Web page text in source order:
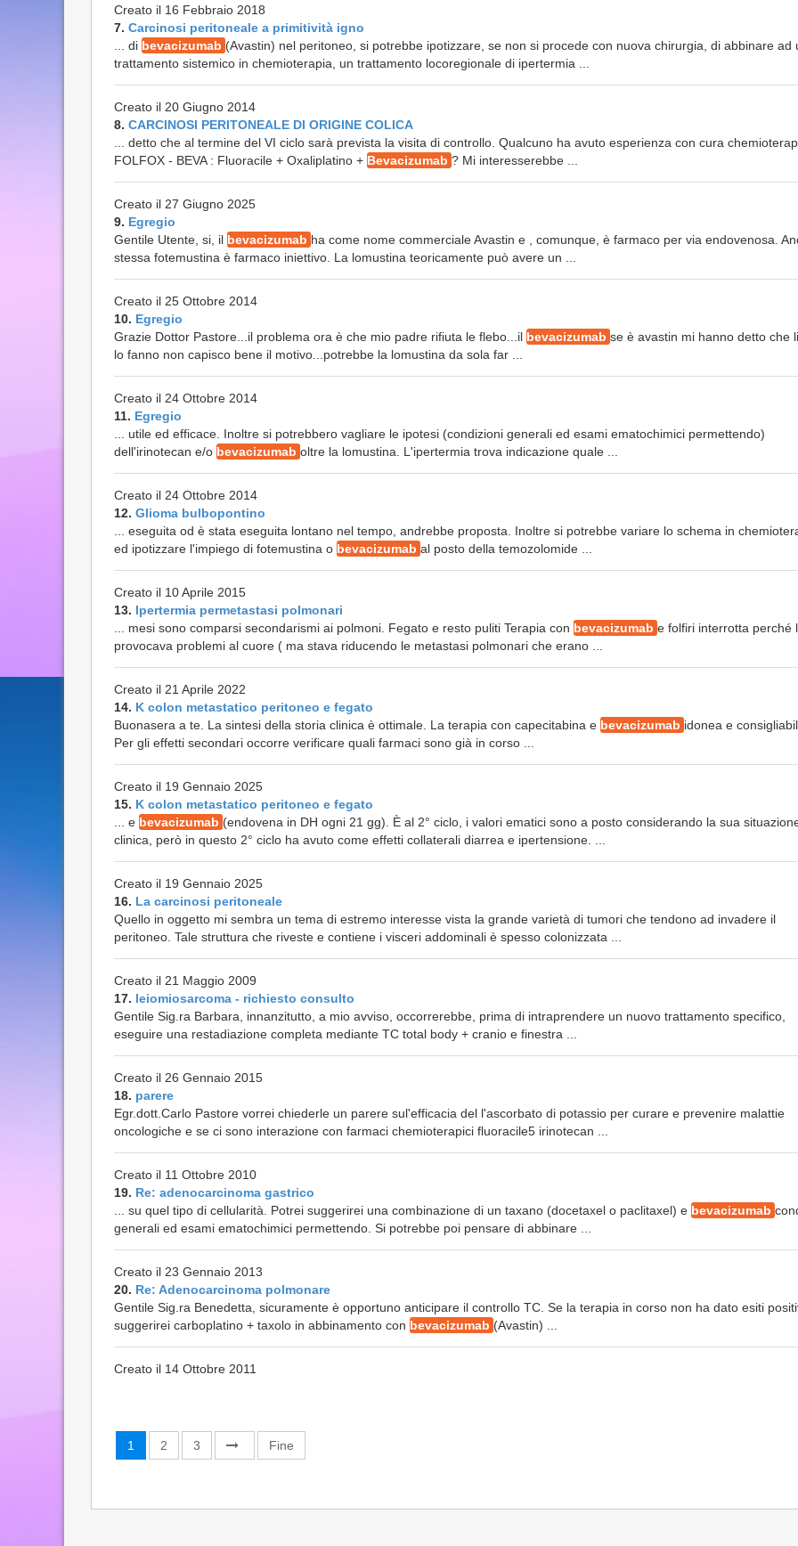
Creato il 16 Febbraio 2018
7. Carcinosi peritoneale a primitività igno
... di bevacizumab (Avastin) nel peritoneo, si potrebbe ipotizzare, se non si procede con nuova chirurgia, di abbinare ad
trattamento sistemico in chemioterapia, un trattamento locoregionale di ipertermia ...
Creato il 20 Giugno 2014
8. CARCINOSI PERITONEALE DI ORIGINE COLICA
... detto che al termine del VI ciclo sarà prevista la visita di controllo. Qualcuno ha avuto esperienza con cura
FOLFOX - BEVA : Fluoracile + Oxaliplatino + Bevacizumab ? Mi interesserebbe ...
Creato il 27 Giugno 2025
9. Egregio
Gentile Utente, si, il bevacizumab ha come nome commerciale Avastin e , comunque, è farmaco per via endovenosa.
stessa fotemustina è farmaco iniettivo. La lomustina teoricamente può avere un ...
Creato il 25 Ottobre 2014
10. Egregio
Grazie Dottor Pastore...il problema ora è che mio padre rifiuta le flebo...il bevacizumab se è avastin mi hanno detto che
lo fanno non capisco bene il motivo...potrebbe la lomustina da sola far ...
Creato il 24 Ottobre 2014
11. Egregio
... utile ed efficace. Inoltre si potrebbero vagliare le ipotesi (condizioni generali ed esami ematochimici permettendo)
dell'irinotecan e/o bevacizumab oltre la lomustina. L'ipertermia trova indicazione quale ...
Creato il 24 Ottobre 2014
12. Glioma bulbopontino
... eseguita od è stata eseguita lontano nel tempo, andrebbe proposta. Inoltre si potrebbe variare lo schema in
ed ipotizzare l'impiego di fotemustina o bevacizumab al posto della temozolomide ...
Creato il 10 Aprile 2015
13. Ipertermia permetastasi polmonari
... mesi sono comparsi secondarismi ai polmoni. Fegato e resto puliti Terapia con bevacizumab e folfiri interrotta perché
provocava problemi al cuore ( ma stava riducendo le metastasi polmonari che erano ...
Creato il 21 Aprile 2022
14. K colon metastatico peritoneo e fegato
Buonasera a te. La sintesi della storia clinica è ottimale. La terapia con capecitabina e bevacizumab idonea e
Per gli effetti secondari occorre verificare quali farmaci sono già in corso ...
Creato il 19 Gennaio 2025
15. K colon metastatico peritoneo e fegato
... e bevacizumab (endovena in DH ogni 21 gg). È al 2° ciclo, i valori ematici sono a posto considerando la sua
clinica, però in questo 2° ciclo ha avuto come effetti collaterali diarrea e ipertensione. ...
Creato il 19 Gennaio 2025
16. La carcinosi peritoneale
Quello in oggetto mi sembra un tema di estremo interesse vista la grande varietà di tumori che tendono ad invadere il
peritoneo. Tale struttura che riveste e contiene i visceri addominali è spesso colonizzata ...
Creato il 21 Maggio 2009
17. leiomiosarcoma - richiesto consulto
Gentile Sig.ra Barbara, innanzitutto, a mio avviso, occorrerebbe, prima di intraprendere un nuovo trattamento specifico,
eseguire una restadiazione completa mediante TC total body + cranio e finestra ...
Creato il 26 Gennaio 2015
18. parere
Egr.dott.Carlo Pastore vorrei chiederle un parere sul'efficacia del l'ascorbato di potassio per curare e prevenire malattie
oncologiche e se ci sono interazione con farmaci chemioterapici fluoracile5 irinotecan ...
Creato il 11 Ottobre 2010
19. Re: adenocarcinoma gastrico
... su quel tipo di cellularità. Potrei suggerirei una combinazione di un taxano (docetaxel o paclitaxel) e bevacizumab
generali ed esami ematochimici permettendo. Si potrebbe poi pensare di abbinare ...
Creato il 23 Gennaio 2013
20. Re: Adenocarcinoma polmonare
Gentile Sig.ra Benedetta, sicuramente è opportuno anticipare il controllo TC. Se la terapia in corso non ha dato esiti
suggerirei carboplatino + taxolo in abbinamento con bevacizumab (Avastin) ...
Creato il 14 Ottobre 2011
1 2 3 Fine